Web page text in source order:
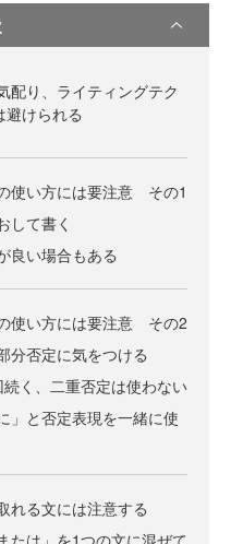
配り、ライティングテク
避けられる
使い方には要注意 その1
して書く
良い場合もある
使い方には要注意 その2
分否定に気をつける
く、二重否定は使わない
」と否定表現を一緒に使
れる文には注意する
たは」を1つの文に混ぜて